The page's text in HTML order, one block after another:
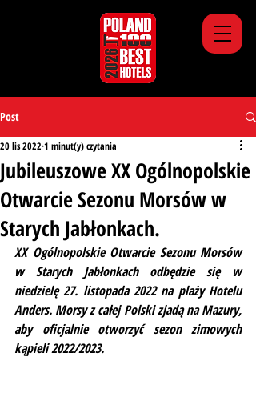
Post
Jubileuszowe XX Ogólnopolskie
Otwarcie Sezonu Morsów w
Starych Jabłonkach.
20 lis 2022 1 minut(y) czytania
XX Ogólnopolskie Otwarcie Sezonu Morsów
w Starych Jabłonkach odbędzie się w
niedzielę 27. listopada 2022 na plaży Hotelu
Anders. Morsy z całej Polski zjadą na Mazury,
aby oficjalnie otworzyć sezon zimowych
kąpieli 2022/2023.